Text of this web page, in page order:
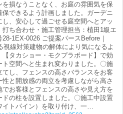
損なうことなく、お庭の雰囲気を保
できるよう計画しました。ガーデニ
、安心して過ごせる庭空間へとアッ
ち合わせ・施工管理担当：植田1級エ
1EX-0026 ご提案パースBefore｜
線対策建物の解体により気になるよ
タカショー・モクプラボード】で効
空間へと生まれ変わりました。〇施
し、フェンスの高さバランスをお客
と開放感の両立を考慮しながら高さ
お客様とフェンスの高さや見え方を
の柱を設置しました。〇施工中設置
イトパイン）を取り付け、一…